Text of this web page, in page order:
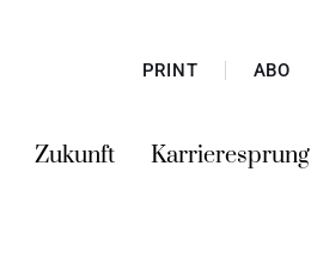
PRINT ABO
Zukunft Karrieresprung